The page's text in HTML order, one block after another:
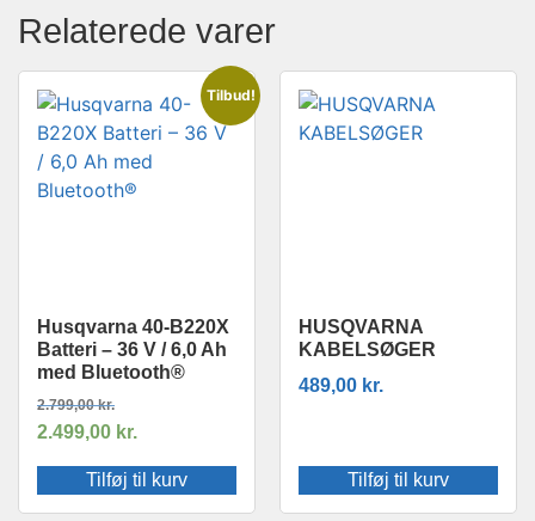
Relaterede varer
Tilbud!
Husqvarna 40-B220X
Batteri – 36 V / 6,0 Ah
med Bluetooth®
2.799,00kr.
2.499,00 kr.
Tilføj til kurv
HUSQVARNA
KABELSØGER
489,00 kr.
Tilføj til kurv